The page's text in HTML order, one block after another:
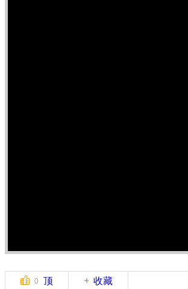
0 顶 收藏